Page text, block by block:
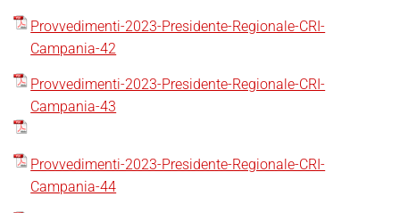
Provvedimenti-2023-Presidente-Regionale-CRI-
Campania-42
Provvedimenti-2023-Presidente-Regionale-CRI-
Campania-43
Provvedimenti-2023-Presidente-Regionale-CRI-
Campania-44